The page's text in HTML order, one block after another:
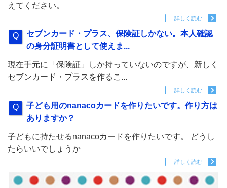
えてください。
詳しく読む
セブンカード・プラス、保険証しかない。本人確認
の身分証明書として使えま...
現在手元に「保険証」しか持っていないのですが、新しく
セブンカード・プラスを作るこ...
詳しく読む
子ども用のnanacoカードを作りたいです。作り方は
ありますか？
子どもに持たせるnanacoカードを作りたいです。 どうし
たらいいでしょうか
詳しく読む